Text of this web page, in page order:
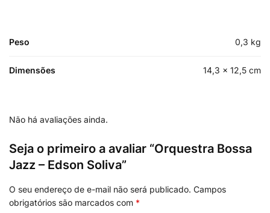
Peso 0,3 kg
Dimensões 14,3 × 12,5 cm
Não há avaliações ainda.
Seja o primeiro a avaliar “Orquestra Bossa
Jazz – Edson Soliva”
O seu endereço de e-mail não será publicado. Campos
obrigatórios são marcados com *